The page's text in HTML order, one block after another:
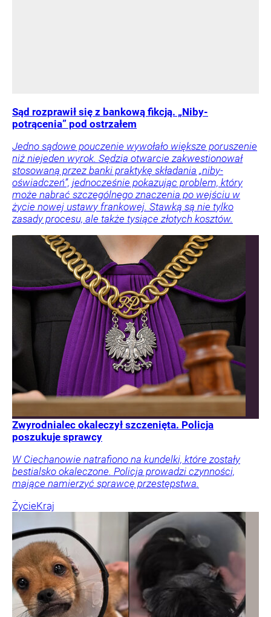
Sąd rozprawił się z bankową fikcją. „Niby-
potrącenia” pod ostrzałem
Jedno sądowe pouczenie wywołało większe poruszenie
niż niejeden wyrok. Sędzia otwarcie zakwestionował
stosowaną przez banki praktykę składania „niby-
oświadczeń”, jednocześnie pokazując problem, który
może nabrać szczególnego znaczenia po wejściu w
życie nowej ustawy frankowej. Stawką są nie tylko
zasady procesu, ale także tysiące złotych kosztów.
Zwyrodnialec okaleczył szczenięta. Policja
poszukuje sprawcy
W Ciechanowie natrafiono na kundelki, które zostały
bestialsko okaleczone. Policja prowadzi czynności,
mające namierzyć sprawcę przestępstwa.
ŻycieKraj